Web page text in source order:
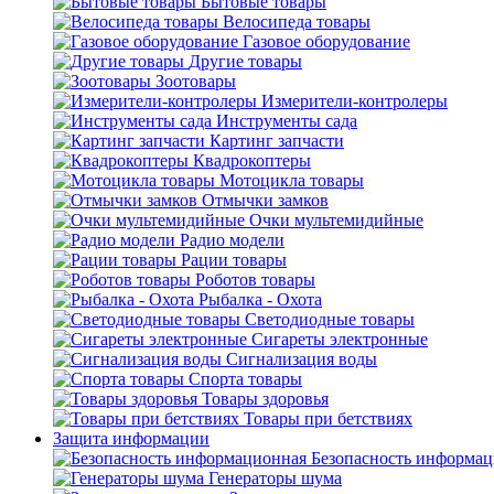
Велосипеда товары
Газовое оборудование
Другие товары
Зоотовары
Измерители-контролеры
Инструменты сада
Картинг запчасти
Квадрокоптеры
Мотоцикла товары
Отмычки замков
Очки мультемидийные
Радио модели
Рации товары
Роботов товары
Рыбалка - Охота
Светодиодные товары
Сигареты электронные
Сигнализация воды
Спорта товары
Товары здоровья
Товары при бетствиях
Защита информации
Безопасность
Генераторы шума